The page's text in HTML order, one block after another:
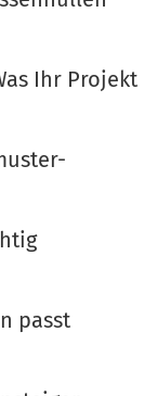
Ihr Projekt
passt